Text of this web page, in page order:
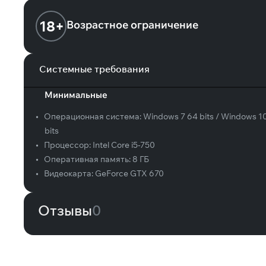
18+ Возрастное ограничение
Системные требования
Минимальные
• Операционная система:Windows 7 64 bits / Windows
bits
•
Процессор: Intel Core i5-750
•
Оперативная память: 8 ГБ
•
Видеокарта: GeForce GTX 670
Отзывы0